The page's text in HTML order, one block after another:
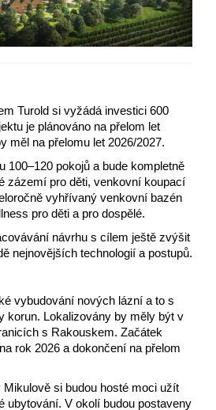
Turold si vyžádá investici 600
je plánováno na přelom let
měl na přelomu let 2026/2027.
100–120 pokojů a bude kompletně
zázemí pro děti, venkovní koupací
vyhřívaný venkovní bazén
pro děti a pro dospělé.
návrhu s cílem ještě zvýšit
nejnovějších technologií a postupů.
vybudování nových lázní a to s
korun. Lokalizovány by měly být v
s Rakouskem. Začátek
rok 2026 a dokončení na přelom
si budou hosté moci užít
ubytování. V okolí budou postaveny